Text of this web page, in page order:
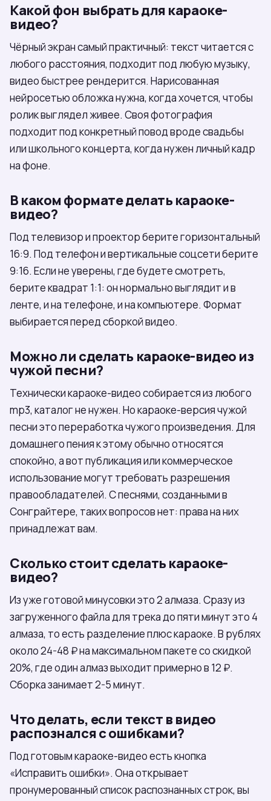
Какой фон выбрать для караоке-
видео?
Чёрный экран самый практичный: текст читается с
любого расстояния, подходит под любую музыку,
видео быстрее рендерится. Нарисованная
нейросетью обложка нужна, когда хочется, чтобы
ролик выглядел живее. Своя фотография
подходит под конкретный повод вроде свадьбы
или школьного концерта, когда нужен личный кадр
на фоне.
В каком формате делать караоке-
видео?
Под телевизор и проектор берите горизонтальный
16:9. Под телефон и вертикальные соцсети берите
9:16. Если не уверены, где будете смотреть,
берите квадрат 1:1: он нормально выглядит и в
ленте, и на телефоне, и на компьютере. Формат
выбирается перед сборкой видео.
Можно ли сделать караоке-видео из
чужой песни?
Технически караоке-видео собирается из любого
mp3, каталог не нужен. Но караоке-версия чужой
песни это переработка чужого произведения. Для
домашнего пения к этому обычно относятся
спокойно, а вот публикация или коммерческое
использование могут требовать разрешения
правообладателей. С песнями, созданными в
Сонграйтере, таких вопросов нет: права на них
принадлежат вам.
Сколько стоит сделать караоке-
видео?
Из уже готовой минусовки это 2 алмаза. Сразу из
загруженного файла для трека до пяти минут это 4
алмаза, то есть разделение плюс караоке. В рублях
около 24-48 ₽ на максимальном пакете со скидкой
20%, где один алмаз выходит примерно в 12 ₽.
Сборка занимает 2-5 минут.
Что делать, если текст в видео
распознался с ошибками?
Под готовым караоке-видео есть кнопка
«Исправить ошибки». Она открывает
пронумерованный список распознанных строк, вы